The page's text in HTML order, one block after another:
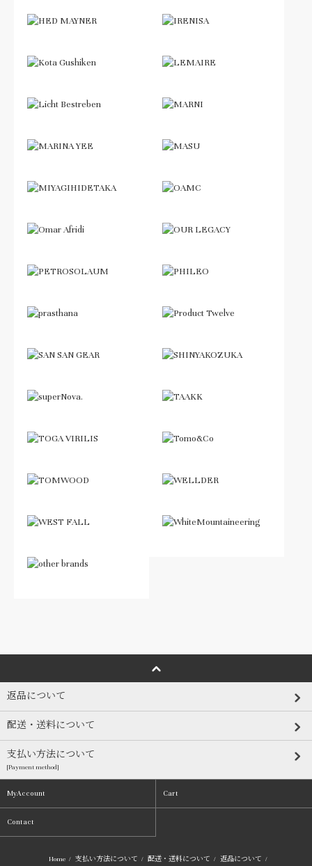
返品について
配送・送料について
支払い方法について
[Payment method]
MyAccount Cart
Contact
Home / 支払い方法について / 配送・送料について / 返品について /